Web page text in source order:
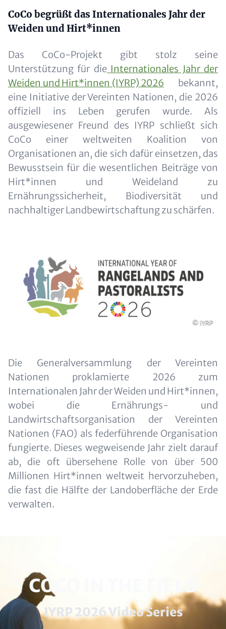
Content
CoCo begrüßt das Internationales Jahr der
Weiden und Hirt*innen
Das CoCo-Projekt gibt stolz seine
Unterstützung für dieInternationales Jahr der
Weiden und Hirt*innen (IYRP) 2026
bekannt,
eine Initiative der Vereinten Nationen, die 2026
offiziell ins Leben gerufen wurde. Als
ausgewiesener Freund des IYRP schließt sich
CoCo einer weltweiten Koalition von
Organisationen an, die sich dafür einsetzen, das
Bewusstsein für die wesentlichen Beiträge von
Hirt*innen und Weideland zu
Ernährungssicherheit, Biodiversität und
nachhaltiger Landbewirtschaftung zu schärfen.
© IYRP
Content
Die Generalversammlung der Vereinten
Nationen proklamierte 2026 zum
Internationalen Jahr der Weiden und Hirt*innen,
wobei die Ernährungs- und
Landwirtschaftsorganisation der Vereinten
Nationen (FAO) als federführende Organisation
fungierte. Dieses wegweisende Jahr zielt darauf
ab, die oft übersehene Rolle von über 500
Millionen Hirt*innen weltweit hervorzuheben,
die fast die Hälfte der Landoberfläche der Erde
verwalten.
HEADLINE
(OPTIONAL)
COCO IN THE FIELD
SublineIYRP 2026 Video Series